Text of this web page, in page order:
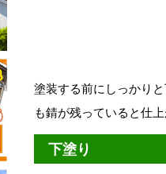
塗装する前にしっかり
も錆が残っていると仕
下塗り